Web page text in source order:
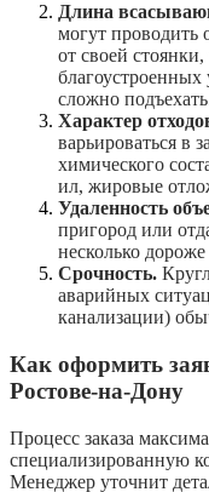
Длина
могут проводить
от своей
благоустроенных
сложно
Характер
варьироваться в
химического
ил, жировые
Удаленность
пригород или
несколько
Срочность.
аварийных
канализации)
Как оформить
Ростове-на-Дону
Процесс заказа
специализированную
Менеджер уточнит